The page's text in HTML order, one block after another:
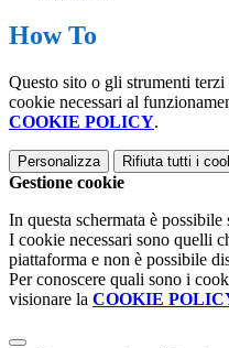
How To
Questo sito o gli strumenti
cookie necessari al
COOKIE POLICY.
Personalizza Rifiuta tutti i
Gestione cookie
In questa schermata è
I cookie necessari sono quelli
piattaforma e non è possibile
Per conoscere quali sono i
visionare la COOKIE